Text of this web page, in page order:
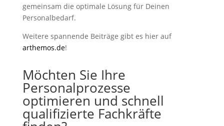
gemeinsam die optimale Lösung für Deinen
Personalbedarf.
Weitere spannende Beiträge gibt es hier auf
arthemos.de!
Möchten Sie Ihre
Personalprozesse
optimieren und schnell
qualifizierte Fachkräfte